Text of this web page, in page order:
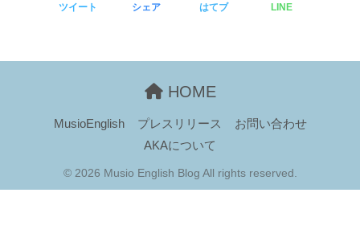
ツイート シェア はてブ LINE
HOME
MusioEnglish プレスリリース
お問い合わせ
AKAについて
© 2026 Musio English Blog All rights reserved.